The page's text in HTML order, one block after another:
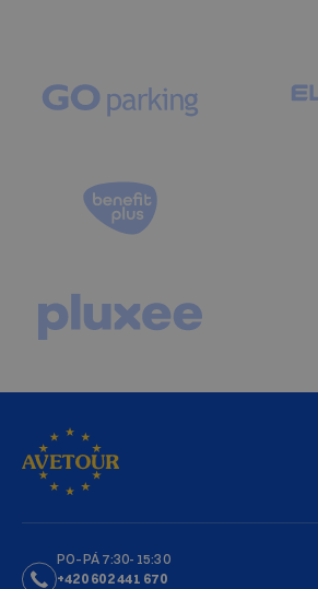
PO–PÁ 7:30-15:30
+420 602 441 670